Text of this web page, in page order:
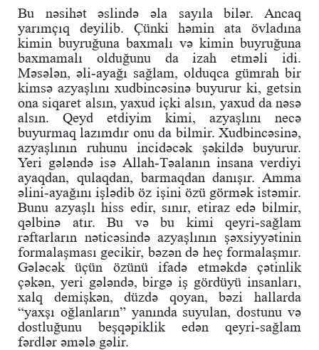
Bu nəsihət əslində əla sayıla bilər. Ancaq
yarımçıq deyilib. Çünki həmin ata övladına
kimin buyruğuna baxmalı və kimin buyruğuna
baxmamalı olduğunu da izah etməli idi.
Məsələn, əli-ayağı sağlam, olduqca gümrah bir
kimsə azyaşlını xudbincəsinə buyurur ki, getsin
ona siqaret alsın, yaxud içki alsın, yaxud da nəsə
alsın. Qeyd etdiyim kimi, azyaşlını necə
buyurmaq lazımdır onu da bilmir. Xudbincəsinə,
azyaşlının ruhunu incidəcək şəkildə buyurur.
Yeri gələndə isə Allah-Təalanın insana verdiyi
ayaqdan, qulaqdan, barmaqdan danışır. Amma
əlini-ayağını işlədib öz işini özü görmək istəmir.
Bunu azyaşlı hiss edir, sınır, etiraz edə bilmir,
qəlbinə atır. Bu və bu kimi qeyri-sağlam
rəftarların nəticəsində azyaşlının şəxsiyyətinin
formalaşması gecikir, bəzən də heç formalaşmır.
Gələcək üçün özünü ifadə etməkdə çətinlik
çəkən, yeri gələndə, birgə iş gördüyü insanları,
xalq demişkən, düzdə qoyan, bəzi hallarda
“yaxşı oğlanların” yanında suyulan, dostunu və
dostluğunu beşqəpiklik edən qeyri-sağlam
fərdlər əmələ gəlir.